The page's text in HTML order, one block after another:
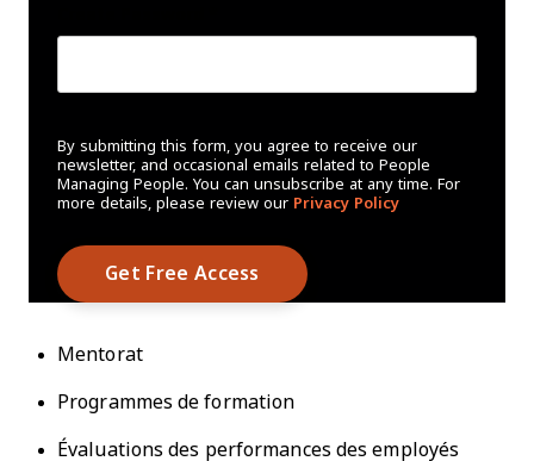
By submitting this form, you agree to receive our
newsletter, and occasional emails related to People
Managing People. You can unsubscribe at any time. For
more details, please review our Privacy Policy
Mentorat
Programmes de formation
Évaluations des performances des employés